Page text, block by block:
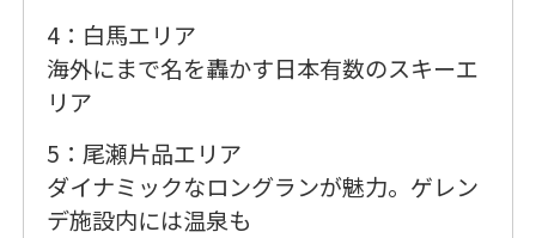
4：白馬エリア
海外にまで名を轟かす日本有数のスキーエ
リア
5：尾瀬片品エリア
ダイナミックなロングランが魅力。ゲレン
デ施設内には温泉も